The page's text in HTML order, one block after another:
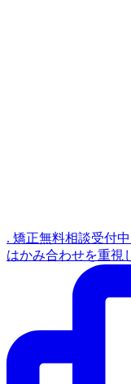
. 矯正無料相談受付
はかみ合わせを重視